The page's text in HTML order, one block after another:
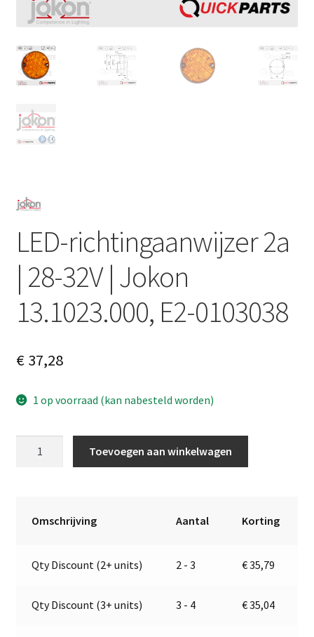
LED-richtingaanwijzer 2a
| 28-32V | Jokon
13.1023.000, E2-0103038
€37,28
1 op voorraad (kan nabesteld worden)
Jokon
Toevoegen aan winkelwagen
r
t
v
Omschrijving Aantal Korting
Qty Discount (2+ units) 2 - 3 €35,79
Qty Discount (3+ units) 3 - 4 €35,04